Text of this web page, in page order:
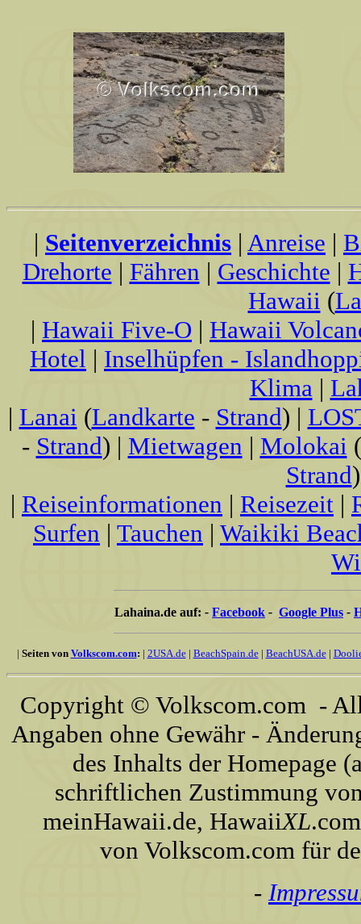
| Seitenverzeichnis | Anreise |
Drehorte | Fähren | Geschichte |
Hawaii (
| Hawaii Five-O | Hawaii
Hotel | Inselhüpfen -
Klima|
| Lanai (Landkarte - Strand) |
- Strand) | Mietwagen | Molokai (
Strand
| Reiseinformationen | Reisezeit |
Surfen | Tauchen | Waikiki
Lahaina.de auf: - Facebook - Google Plus -
| Seiten von Volkscom.com: | 2USA.de| BeachSpain.de| BeachUSA.de|
Copyright © Volkscom.com -
Angaben ohne Gewähr -
des Inhalts der Homepage
schriftlichen Zustimmung
meinHawaii.de, HawaiiXL
von Volkscom.com für
-